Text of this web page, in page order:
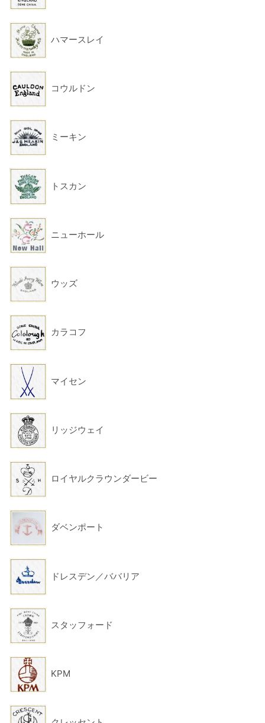
ハマースレイ
コウルドン
ミーキン
トスカン
ニューホール
ウッズ
カラコフ
マイセン
リッジウェイ
ロイヤルクラウンダービー
ダベンポート
ドレスデン／ババリア
スタッフォード
KPM